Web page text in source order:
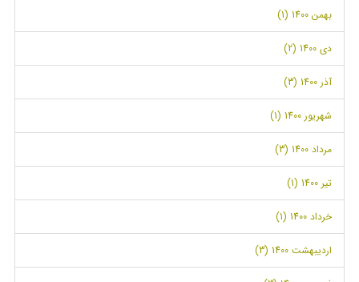
بهمن 1400 (1)
دی 1400 (2)
آذر 1400 (3)
شهریور 1400 (1)
مرداد 1400 (3)
تیر 1400 (1)
خرداد 1400 (1)
اردیبهشت 1400 (3)